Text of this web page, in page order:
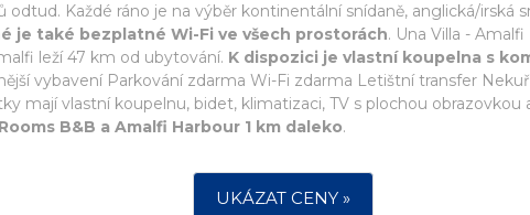
Každé ráno je na výběr kontinentální snídaně, anglická/irská
je také bezplatné Wi-Fi ve všech prostorách. Una Villa -
leží 47 km od ubytování. K dispozici je vlastní koupelna s
vybavení Parkování zdarma Wi-Fi zdarma Letištní transfer
mají vlastní koupelnu, bidet, klimatizaci, TV s plochou obrazovkou
B&B a Amalfi Harbour 1 km daleko.
UKÁZAT CENY »